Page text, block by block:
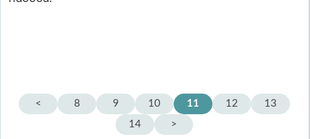
< 8 9 10 11 12
13
14
>